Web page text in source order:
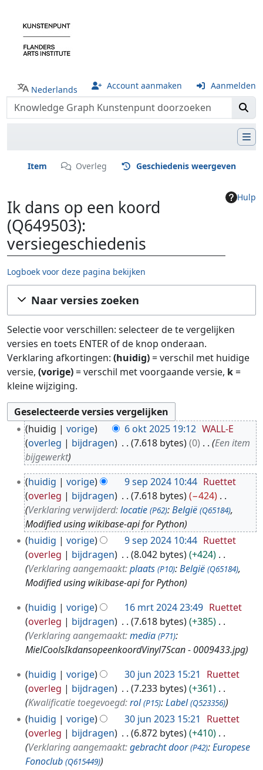
Nederlands Account aanmaken Aanmelden
Item Overleg Geschiedenis weergeven
Hulp
Ik dans op een koord
(Q649503):
versiegeschiedenis
Logboek voor deze pagina bekijken
Ga naar:navigatie,zoeken
Naar versies zoeken
Selectie voor verschillen: selecteer de te vergelijken
versies en toets ENTER of de knop onderaan.
Verklaring afkortingen: (huidig)= verschil met huidige
versie, (vorige)= verschil met voorgaande versie, k=
kleine wijziging.
huidig vorige 6 okt 2025 19:12 WALL-E
overleg
bijdragen 7.618 bytes 0
Een item
bijgewerkt
huidig vorige 9 sep 2024 10:44 Ruettet
overleg
bijdragen 7.618 bytes
−424
Verklaring verwijderd:locatie (P62):België (Q65184),
Modified using wikibase-api for Python
huidig
vorige 9 sep 2024 10:44 Ruettet
overleg
bijdragen 8.042 bytes
+424
Verklaring aangemaakt:plaats (P10):België (Q65184),
Modified using wikibase-api for Python
huidig vorige 16 mrt 2024 23:49 Ruettet
overleg
bijdragen 7.618 bytes
+385
Verklaring aangemaakt:media (P71):
MielCoolsIkdansopeenkoordVinyl7Scan - 0009433.jpg
huidig vorige 30 jun 2023 15:21
Ruettet
overleg
bijdragen 7.233 bytes
+361
Kwalificatie toegevoegd:rol (P15):Label (Q523356)
huidig vorige 30 jun 2023 15:21
Ruettet
overleg
bijdragen 6.872 bytes
+410
Verklaring aangemaakt:gebracht door (P42):Europese
Fonoclub (Q615449)